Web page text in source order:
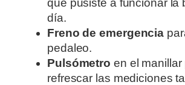
que pusiste a funcionar la
día.
Freno de emergencia
pedaleo.
Pulsómetro en el manillar
refrescar las mediciones